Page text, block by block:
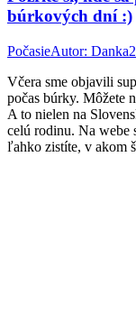
búrkových dní :)
PočasieAutor: Danka
Včera sme objavili
počas búrky. Môžete
A to nielen na
celú rodinu. Na webe
ľahko zistíte, v akom